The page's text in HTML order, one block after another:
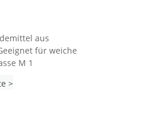
aus
für weiche
M 1
>